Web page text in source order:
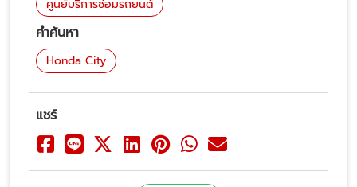
ศูนย์บริการซ่อมรถยนต์
คำค้นหา
Honda City
แชร์